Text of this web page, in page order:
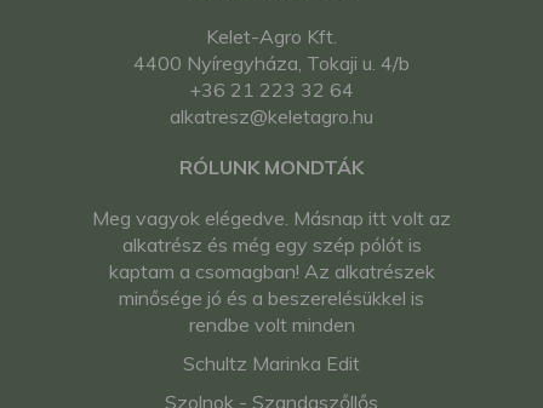
Kelet-Agro Kft.
4400 Nyíregyháza, Tokaji u. 4/b
+36 21 223 32 64
alkatresz@keletagro.hu
RÓLUNK MONDTÁK
Meg vagyok elégedve. Másnap itt volt az
alkatrész és még egy szép pólót is
kaptam a csomagban! Az alkatrészek
minősége jó és a beszerelésükkel is
rendbe volt minden
Schultz Marinka Edit
Szolnok - Szandaszőllős